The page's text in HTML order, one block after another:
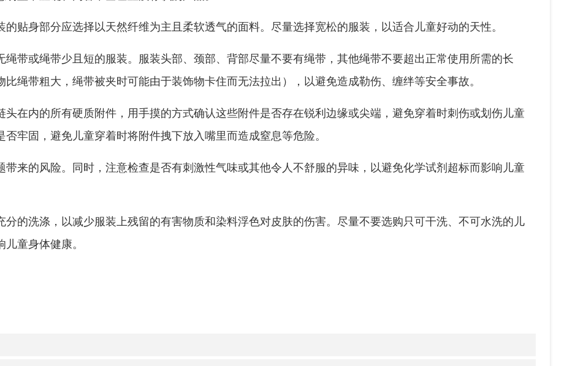
息明显不正确、内容不全甚至没标识的产品。
物比绳带粗大，绳带被夹时可能由于装饰物卡住而无法拉出），以避免造成勒伤、缠绊等安全事故。
链头在内的所有硬质附件，用手摸的方式确认这些附件是否存在锐利边缘或尖端，避免穿着时刺伤或划
是否牢固，避免儿童穿着时将附件拽下放入嘴里而造成窒息等危险。
题带来的风险。同时，注意检查是否有刺激性气味或其他令人不舒服的异味，以避免化学试剂超标而影
响儿童身体健康。